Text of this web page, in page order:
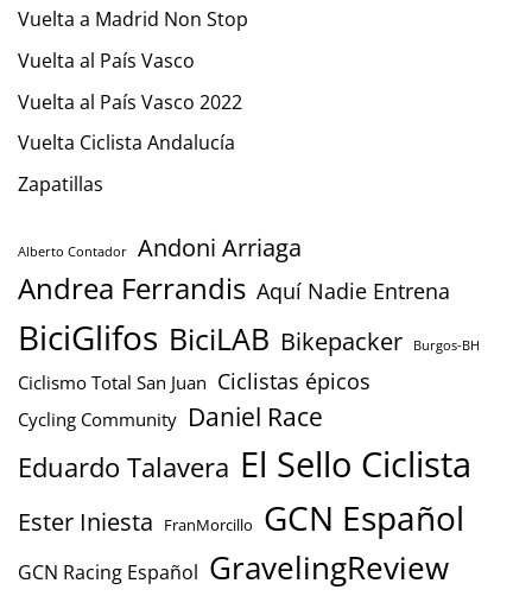
Vuelta a Madrid Non Stop
Vuelta al País Vasco
Vuelta al País Vasco 2022
Vuelta Ciclista Andalucía
Zapatillas
Alberto Contador Andoni Arriaga
Andrea Ferrandis Aquí Nadie Entrena
BiciGlifos BiciLAB Bikepacker Burgos-BH
Ciclismo Total San Juan Ciclistas épicos
Cycling Community Daniel Race
Eduardo Talavera El Sello Ciclista
Ester Iniesta FranMorcillo GCN Español
GCN Racing Español GravelingReview